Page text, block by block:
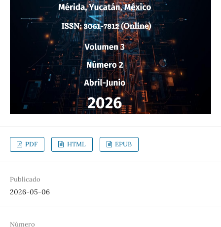
PDF HTML EPUB
Publicado
2026-05-06
Número